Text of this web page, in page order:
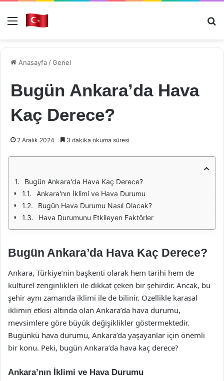
Menü
Anasayfa /Genel
Bugün Ankara’da Hava
Kaç Derece?
2 Aralık 2024 3 dakika okuma süresi
Bugün Ankara'da Hava Kaç Derece?
Ankara'nın İklimi ve Hava Durumu
Bugün Hava Durumu Nasıl Olacak?
Hava Durumunu Etkileyen Faktörler
Bugün Ankara’da Hava Kaç Derece?
Ankara, Türkiye’nin başkenti olarak hem tarihi hem de
kültürel zenginlikleri ile dikkat çeken bir şehirdir. Ancak, bu
şehir aynı zamanda iklimi ile de bilinir. Özellikle karasal
iklimin etkisi altında olan Ankara’da hava durumu,
mevsimlere göre büyük değişiklikler göstermektedir.
Bugünkü hava durumu, Ankara’da yaşayanlar için önemli
bir konu. Peki, bugün Ankara’da hava kaç derece?
Ankara’nın İklimi ve Hava Durumu